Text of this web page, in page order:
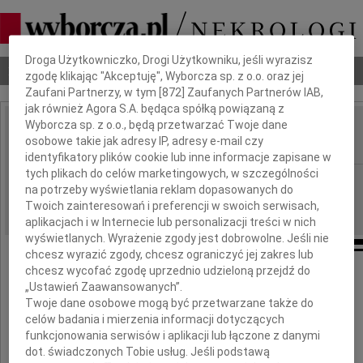
Nekrologi Odeszli Poradnik pogrzebowy
IMIĘ I NAZWISKO: Tadeusz Staniewski
REGION: Radom
DATA EMISJI: 05.08.2022
W dniu 25 lipca 2022 roku w wieku 78 lat
po długiej walce z chorobą zmarł
ukochany Mąż, Tata, Dziadek
Dbamy o Twoją prywatność
Droga Użytkowniczko, Drogi Użytkowniku, jeśli wyrazisz
zgodę klikając "Akceptuję", Wyborcza sp. z o.o. oraz jej
Zaufani Partnerzy, w tym [872 ] Zaufanych Partnerów IAB,
jak również Agora S.A. będąca spółką powiązaną z
Wyborcza sp. z o.o., będą przetwarzać Twoje dane
osobowe takie jak adresy IP, adresy e-mail czy
identyfikatory plików cookie lub inne informacje zapisane w
tych plikach do celów marketingowych, w szczególności
na potrzeby wyświetlania reklam dopasowanych do
Twoich zainteresowań i preferencji w swoich serwisach,
aplikacjach i w Internecie lub personalizacji treści w nich
wyświetlanych. Wyrażenie zgody jest dobrowolne. Jeśli nie
chcesz wyrazić zgody, chcesz ograniczyć jej zakres lub
chcesz wycofać zgodę uprzednio udzieloną przejdź do
„Ustawień Zaawansowanych”.
Twoje dane osobowe mogą być przetwarzane także do
celów badania i mierzenia informacji dotyczących
funkcjonowania serwisów i aplikacji lub łączone z danymi
dot. świadczonych Tobie usług. Jeśli podstawą